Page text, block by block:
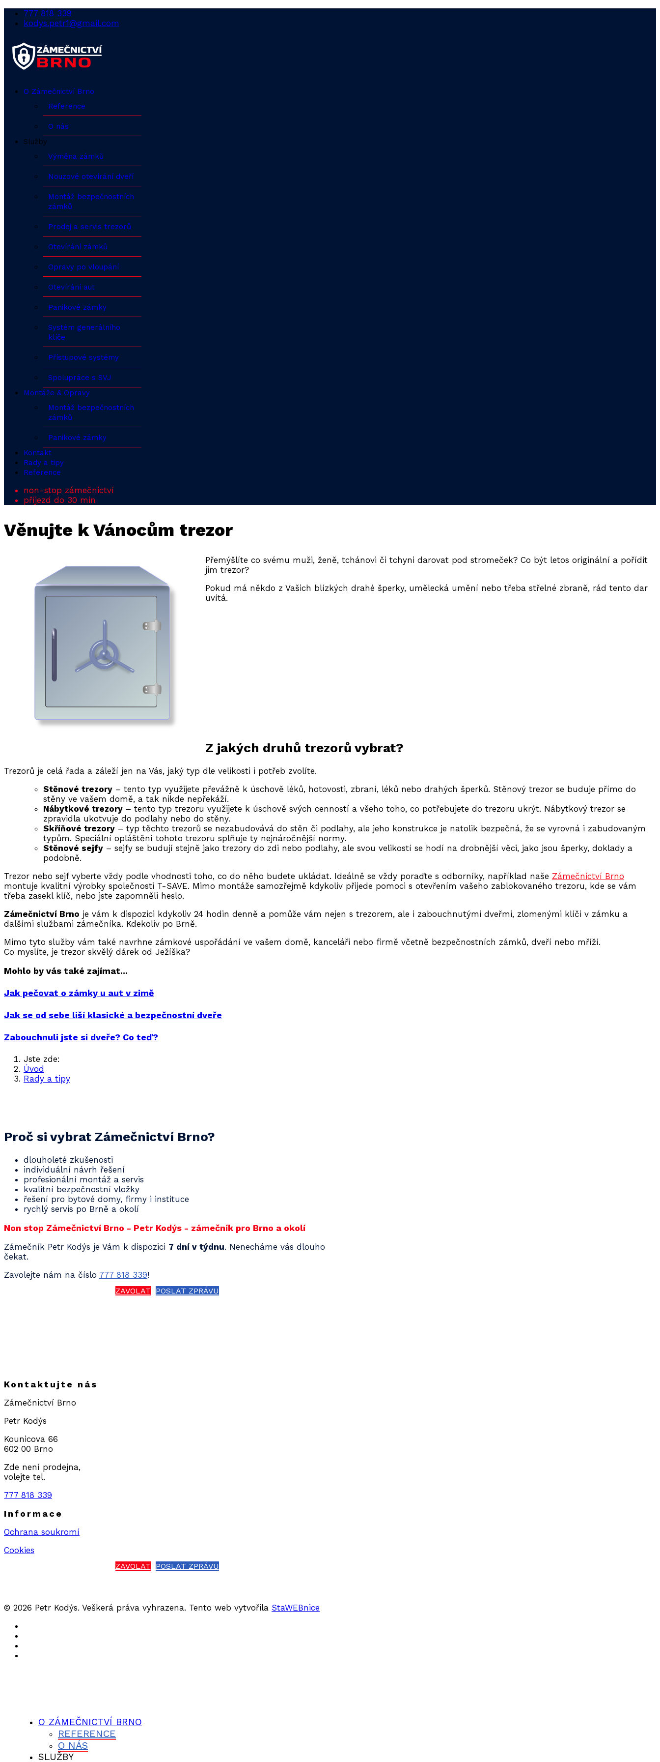
777 818 339
kodys.petr1@gmail.com
O Zámečnictví Brno
Reference
O nás
Služby
Výměna zámků
Nouzové otevírání dveří
Montáž bezpečnostních
zámků
Prodej a servis trezorů
Otevírání zámků
Opravy po vloupání
Otevírání aut
Panikové zámky
Systém generálního
klíče
Přístupové systémy
Spolupráce s SVJ
Montáže & Opravy
Montáž bezpečnostních
zámků
Panikové zámky
Kontakt
Rady a tipy
Reference
non-stop zámečnictví
příjezd do 30 min
Věnujte k Vánocům trezor
Přemýšlíte co svému muži, ženě, tchánovi či tchyni darovat pod stromeček? Co být letos originální a pořídit
jim trezor?
Pokud má někdo z Vašich blízkých drahé šperky, umělecká umění nebo třeba střelné zbraně, rád tento dar
uvítá.
Z jakých druhů trezorů vybrat?
Trezorů je celá řada a záleží jen na Vás, jaký typ dle velikosti i potřeb zvolíte.
Stěnové trezory – tento typ využijete převážně k úschově léků, hotovosti, zbraní, léků nebo drahých šperků. Stěnový trezor se buduje přímo do
stěny ve vašem domě, a tak nikde nepřekáží.
Nábytkové trezory – tento typ trezoru využijete k úschově svých cenností a všeho toho, co potřebujete do trezoru ukrýt. Nábytkový trezor se
zpravidla ukotvuje do podlahy nebo do stěny.
Skříňové trezory – typ těchto trezorů se nezabudovává do stěn či podlahy, ale jeho konstrukce je natolik bezpečná, že se vyrovná i zabudovaným
typům. Speciální opláštění tohoto trezoru splňuje ty nejnáročnější normy.
Stěnové sejfy – sejfy se budují stejně jako trezory do zdi nebo podlahy, ale svou velikostí se hodí na drobnější věci, jako jsou šperky, doklady a
podobně.
Trezor nebo sejf vyberte vždy podle vhodnosti toho, co do něho budete ukládat. Ideálně se vždy poraďte s odborníky, například naše Zámečnictví Brno
montuje kvalitní výrobky společnosti T-SAVE. Mimo montáže samozřejmě kdykoliv přijede pomoci s otevřením vašeho zablokovaného trezoru, kde se vám
třeba zasekl klíč, nebo jste zapomněli heslo.
Zámečnictví Brno je vám k dispozici kdykoliv 24 hodin denně a pomůže vám nejen s trezorem, ale i zabouchnutými dveřmi, zlomenými klíči v zámku a
dalšími službami zámečníka. Kdekoliv po Brně.
Mimo tyto služby vám také navrhne zámkové uspořádání ve vašem domě, kanceláři nebo firmě včetně bezpečnostních zámků, dveří nebo mříží.
Co myslíte, je trezor skvělý dárek od Ježíška?
Mohlo by vás také zajímat...
Jak pečovat o zámky u aut v zimě
Jak se od sebe liší klasické a bezpečnostní dveře
Zabouchnuli jste si dveře? Co teď?
Jste zde:
Úvod
Rady a tipy
Proč si vybrat Zámečnictví Brno?
dlouholeté zkušenosti
individuální návrh řešení
profesionální montáž a servis
kvalitní bezpečnostní vložky
řešení pro bytové domy, firmy i instituce
rychlý servis po Brně a okolí
Non stop Zámečnictví Brno - Petr Kodýs - zámečník pro Brno a okolí
Zámečník Petr Kodýs je Vám k dispozici 7 dní v týdnu. Nenecháme vás dlouho
čekat.
Zavolejte nám na číslo 777 818 339!
ZAVOLAT POSLAT ZPRÁVU
Kontaktujte nás
Zámečnictví Brno
Petr Kodýs
Kounicova 66
602 00 Brno
Zde není prodejna,
volejte tel.
777 818 339
Informace
Ochrana soukromí
Cookies
ZAVOLAT POSLAT ZPRÁVU
© 2026 Petr Kodýs. Veškerá práva vyhrazena. Tento web vytvořila StaWEBnice
O ZÁMEČNICTVÍ BRNO
REFERENCE
O NÁS
SLUŽBY